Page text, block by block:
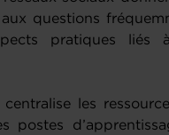
questions
pratiques liés
centralise les
postes